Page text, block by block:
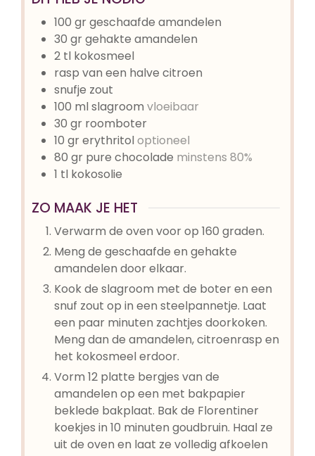
100 grgeschaafde amandelen
30 grgehakte amandelen
2 tl kokosmeel
rasp van een halve citroen
snufje zout
100 mlslagroom vloeibaar
30 gr roomboter
10 grerythritoloptioneel
80 gr pure chocolade minstens 80%
1 tl kokosolie
ZO MAAK JE HET
Verwarm de oven voor op 160 graden.
Meng de geschaafde en gehakte
amandelen door elkaar.
Kook de slagroom met de boter en een
snuf zout op in een steelpannetje. Laat
een paar minuten zachtjes doorkoken.
Meng dan de amandelen, citroenrasp en
het kokosmeel erdoor.
Vorm 12 platte bergjes van de
amandelen op een met bakpapier
beklede bakplaat. Bak de Florentiner
koekjes in 10 minuten goudbruin. Haal ze
uit de oven en laat ze volledig afkoelen